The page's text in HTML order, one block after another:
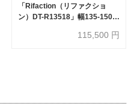
「Rifaction（リファクショ
ン）DT-R13518」幅135-150-
115,500 円